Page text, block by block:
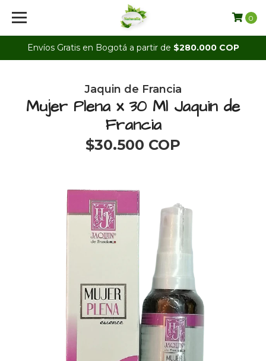
Envíos Gratis en Bogotá a partir de $280.000 COP
0
Jaquin de Francia
Mujer Plena x 30 Ml Jaquin de
Francia
$30.500 COP